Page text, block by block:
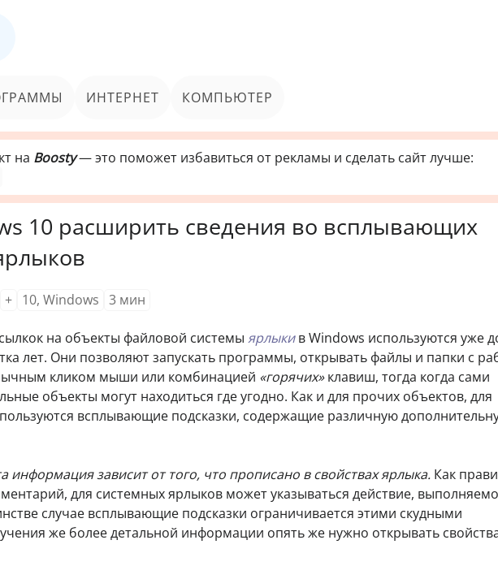
ИНТЕРНЕТ КОМПЬЮТЕР
на Boosty— это поможет избавиться от рекламы и сделать сайт лучше:
10 расширить сведения во всплывающих
+ 10, Windows 3 мин
на объекты файловой системы ярлыкив Windows используются уже
лет. Они позволяют запускать программы, открывать файлы и папки с
кликом мыши или комбинацией «горячих»клавиш, тогда когда сами
объекты могут находиться где угодно. Как и для прочих объектов, для
всплывающие подсказки, содержащие различную
информация зависит от того, что прописано в свойствах ярлыка. Как
для системных ярлыков может указываться действие,
случае всплывающие подсказки ограничивается этими скудными
же более детальной информации опять же нужно открывать